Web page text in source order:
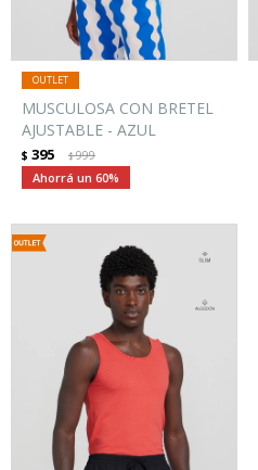
MUSCULOSA CON BRETEL
AJUSTABLE - AZUL
$ 395 $999
60